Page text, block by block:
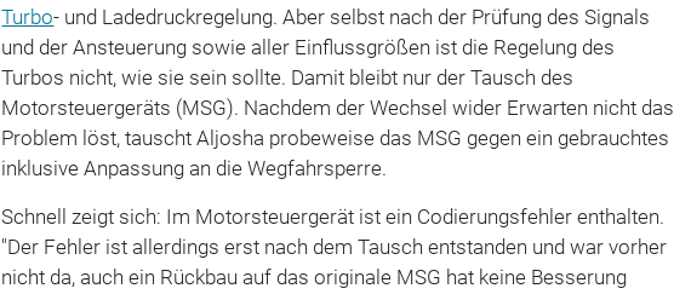
Turbo- und Ladedruckregelung. Aber selbst nach der Prüfung des Signals
und der Ansteuerung sowie aller Einflussgrößen ist die Regelung des
Turbos nicht, wie sie sein sollte. Damit bleibt nur der Tausch des
Motorsteuergeräts (MSG). Nachdem der Wechsel wider Erwarten nicht das
Problem löst, tauscht Aljosha probeweise das MSG gegen ein gebrauchtes
inklusive Anpassung an die Wegfahrsperre.
Schnell zeigt sich: Im Motorsteuergerät ist ein Codierungsfehler enthalten.
"Der Fehler ist allerdings erst nach dem Tausch entstanden und war vorher
nicht da, auch ein Rückbau auf das originale MSG hat keine Besserung